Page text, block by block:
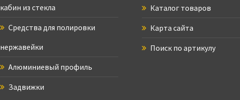
кабин из стекла
Средства для полировки
нержавейки
Алюминиевый профиль
Задвижки
Каталог товаров
Карта сайта
Поиск по артикулу